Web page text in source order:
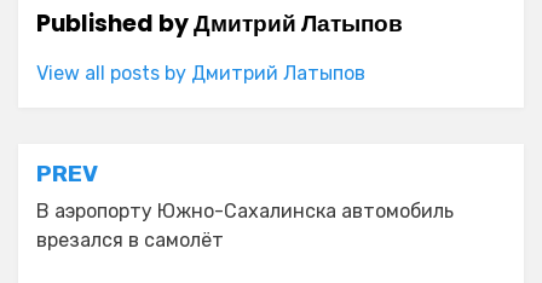
Published byДмитрий Латыпов
View all posts by Дмитрий Латыпов
Навигация
по
записям
PREV
В аэропорту Южно-Сахалинска автомобиль
врезался в самолёт